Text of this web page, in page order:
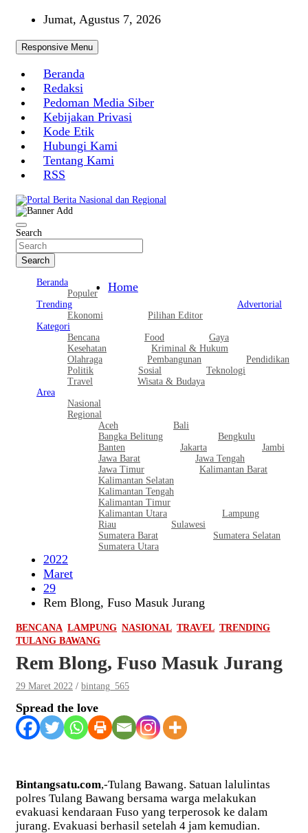
content
Jumat, Agustus 7, 2026
Responsive Menu
Beranda
Redaksi
Pedoman Media Siber
Kebijakan Privasi
Kode Etik
Hubungi Kami
Tentang Kami
RSS
Portal Berita Nasional dan Regional
Search
Search
Beranda
Populer
Trending
Ekonomi
Pilihan Editor
Advertorial
Kategori
Bencana
Food
Gaya
Kesehatan
Kriminal & Hukum
Olahraga
Pembangunan
Pendidikan
Politik
Sosial
Teknologi
Travel
Wisata & Budaya
Area
Nasional
Regional
Aceh
Bali
Bangka Belitung
Bengkulu
Banten
Jakarta
Jambi
Jawa Barat
Jawa Tengah
Jawa Timur
Kalimantan Barat
Kalimantan Selatan
Kalimantan Tengah
Kalimantan Timur
Kalimantan Utara
Lampung
Riau
Sulawesi
Sumatera Barat
Sumatera Selatan
Sumatera Utara
Home
2022
Maret
29
Rem Blong, Fuso Masuk Jurang
BENCANA LAMPUNG NASIONAL TRAVEL TRENDING
TULANG BAWANG
Rem Blong, Fuso Masuk Jurang
29 Maret 2022 bintang_565
Spread the love
Bintangsatu.com,-Tulang Bawang. Satuan lalulintas
polres Tulang Bawang bersama warga melakukan
evakuasi kendaraan Fuso yang terperosok ke dalam
jurang. Evakuasi berhasil setelah 4 jam kemudian.